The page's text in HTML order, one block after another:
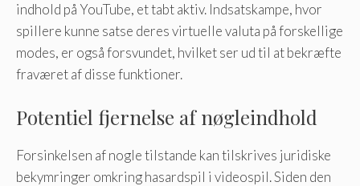
indhold på YouTube, et tabt aktiv. Indsatskampe, hvor
spillere kunne satse deres virtuelle valuta på forskellige
modes, er også forsvundet, hvilket ser ud til at bekræfte
fraværet af disse funktioner.
Potentiel fjernelse af nøgleindhold
Forsinkelsen af ​​nogle tilstande kan tilskrives juridiske
bekymringer omkring hasardspil i videospil. Siden den